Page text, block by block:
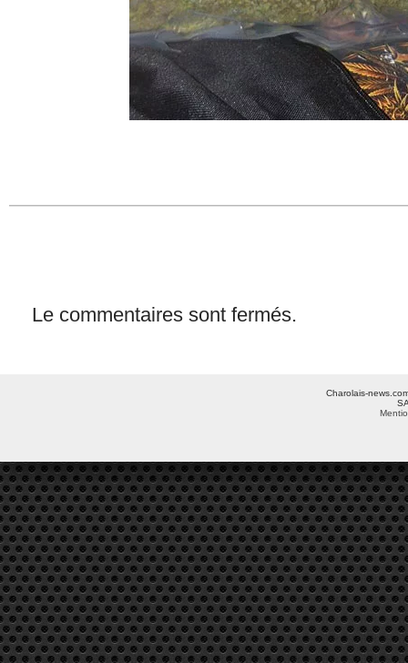
Le commentaires sont fermés.
Charolais-